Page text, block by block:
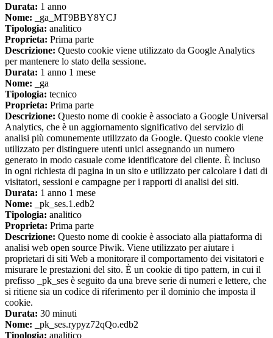
Durata: 1 anno
Nome: _ga_MT9BBY8YCJ
Tipologia: analitico
Proprieta: Prima parte
Descrizione: Questo cookie viene utilizzato da Google Analytics
per mantenere lo stato della sessione.
Durata: 1 anno 1 mese
Nome: _ga
Tipologia: tecnico
Proprieta: Prima parte
Descrizione: Questo nome di cookie è associato a Google Universal
Analytics, che è un aggiornamento significativo del servizio di
analisi più comunemente utilizzato da Google. Questo cookie viene
utilizzato per distinguere utenti unici assegnando un numero
generato in modo casuale come identificatore del cliente. È incluso
in ogni richiesta di pagina in un sito e utilizzato per calcolare i dati di
visitatori, sessioni e campagne per i rapporti di analisi dei siti.
Durata: 1 anno 1 mese
Nome: _pk_ses.1.edb2
Tipologia: analitico
Proprieta: Prima parte
Descrizione: Questo nome di cookie è associato alla piattaforma di
analisi web open source Piwik. Viene utilizzato per aiutare i
proprietari di siti Web a monitorare il comportamento dei visitatori e
misurare le prestazioni del sito. È un cookie di tipo pattern, in cui il
prefisso _pk_ses è seguito da una breve serie di numeri e lettere, che
si ritiene sia un codice di riferimento per il dominio che imposta il
cookie.
Durata: 30 minuti
Nome: _pk_ses.rypyz72qQo.edb2
Tipologia: analitico